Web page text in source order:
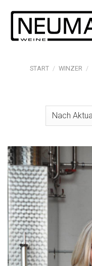
Inhalt
springen
START / WINZER /